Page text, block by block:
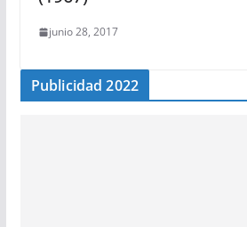
junio 28, 2017
Publicidad 2022